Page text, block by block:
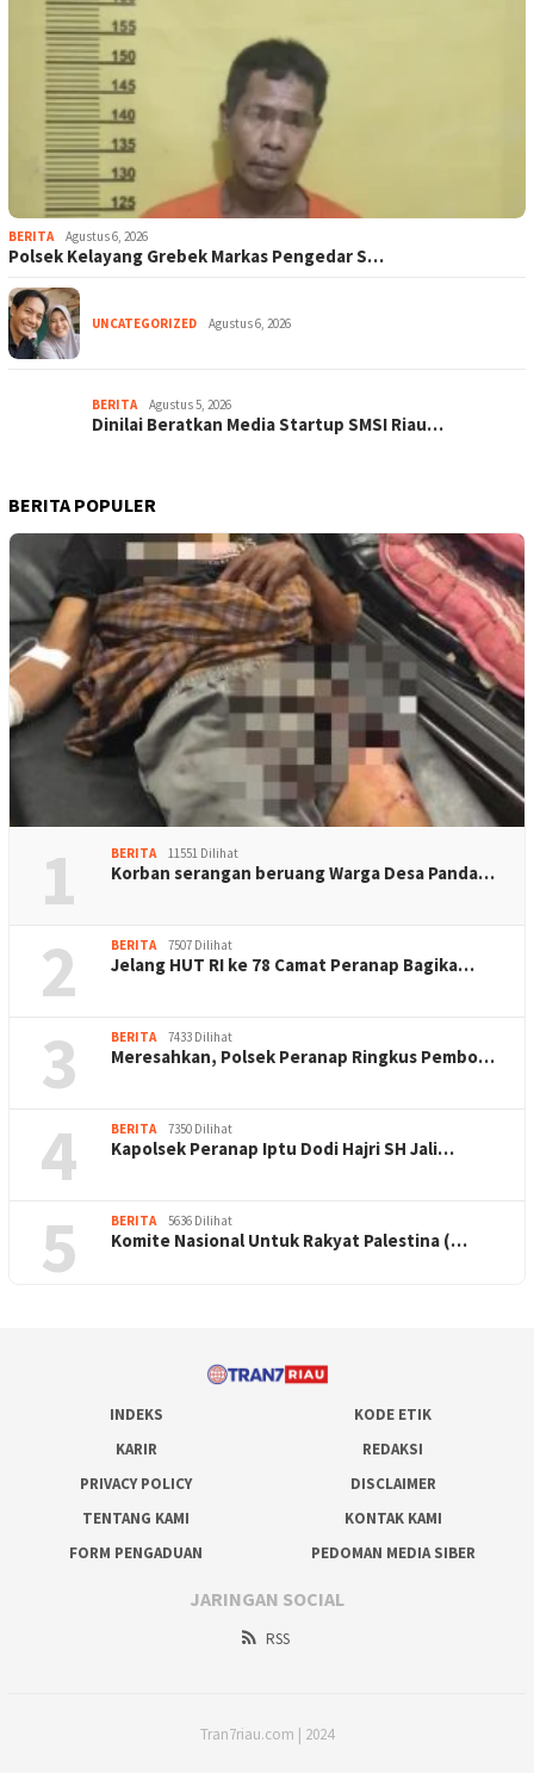
BERITA Agustus 6, 2026
Polsek Kelayang Grebek Markas Pengedar S…
UNCATEGORIZED Agustus 6, 2026
BERITA Agustus 5, 2026
Dinilai Beratkan Media Startup SMSI Riau…
BERITA POPULER
1 BERITA 11551 Dilihat
Korban serangan beruang Warga Desa Panda…
2 BERITA 7507 Dilihat
Jelang HUT RI ke 78 Camat Peranap Bagika…
3 BERITA 7433 Dilihat
Meresahkan, Polsek Peranap Ringkus Pembo…
4 BERITA 7350 Dilihat
Kapolsek Peranap Iptu Dodi Hajri SH Jali…
5 BERITA 5636 Dilihat
Komite Nasional Untuk Rakyat Palestina (…
INDEKS
KODE ETIK
KARIR
REDAKSI
PRIVACY POLICY
DISCLAIMER
TENTANG KAMI
KONTAK KAMI
FORM PENGADUAN
PEDOMAN MEDIA SIBER
JARINGAN SOCIAL
RSS
Tran7riau.com | 2024